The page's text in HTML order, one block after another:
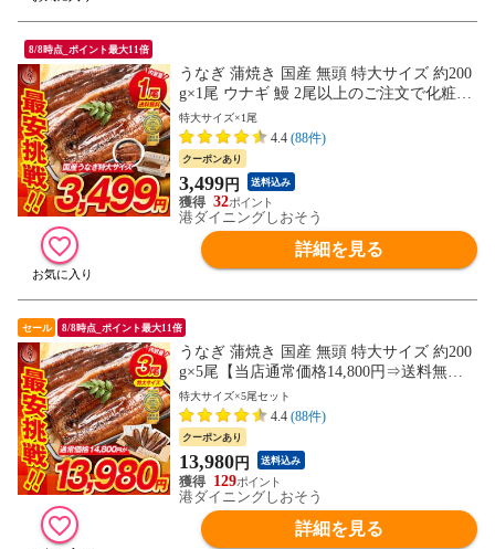
8/8時点_ポイント最大11倍
うなぎ 蒲焼き 国産 無頭 特大サイズ 約200
g×1尾 ウナギ 鰻 2尾以上のご注文で化粧箱
配送 プレゼント 贈り物 ギフト
特大サイズ×1尾
4.4 (88件)
クーポンあり
3,499円 送料込み
32
港ダイニングしおそう
詳細を見る
セール 8/8時点_ポイント最大11倍
うなぎ 蒲焼き 国産 無頭 特大サイズ 約200
g×5尾【当店通常価格14,800円⇒送料無料1
3,980円！】ウナギ 鰻 プレゼント 贈り物
ギフト
特大サイズ×5尾セット
4.4 (88件)
クーポンあり
13,980円 送料込み
129
港ダイニングしおそう
詳細を見る